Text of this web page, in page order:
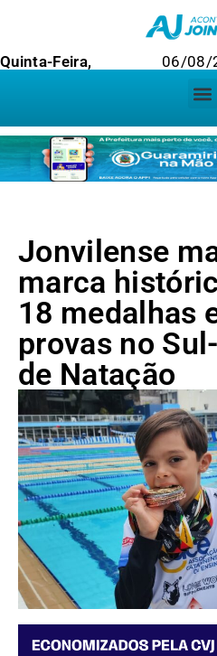
Quinta-Feira, 06/08/
Jonvilense
marca
18 medalhas
provas no
de Natação